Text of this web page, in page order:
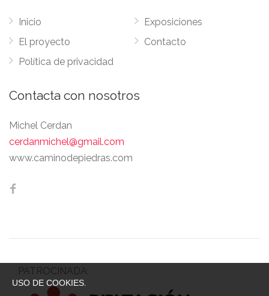
USO DE COOKIES.
Inicio
El proyecto
Política de privacidad
Exposiciones
Contacto
Contacta con nosotros
Michel Cerdan
cerdanmichel@gmail.com
www.caminodepiedras.com
PATROCINADA: